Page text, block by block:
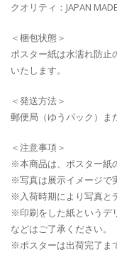
クオリティ：JAPAN MADE
＜梱包状態＞
ポスター紙は水濡れ防止
いたします。
＜発送方法＞
郵便局（ゆうパック）ま
＜注意事項＞
※本商品は、ポスター紙
※写真は展示イメージで
※入荷時期により写真と
※印刷をした紙というデ
などはご了承ください。
※ポスターは出荷完了ま